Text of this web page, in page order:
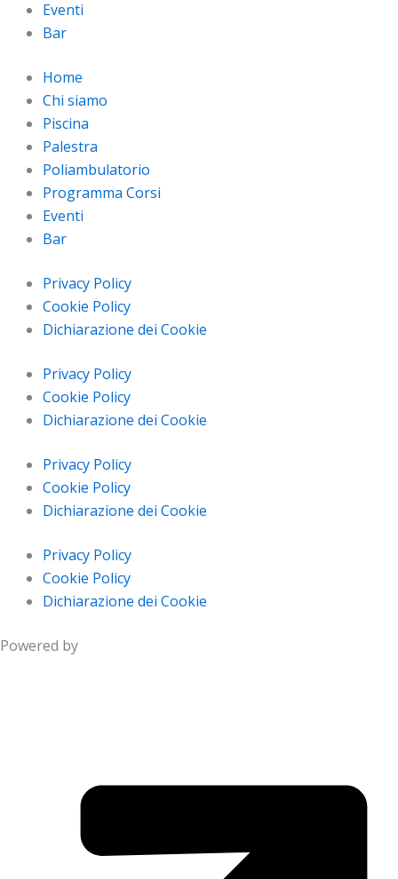
Eventi
Bar
Home
Chi siamo
Piscina
Palestra
Poliambulatorio
Programma Corsi
Eventi
Bar
Privacy Policy
Cookie Policy
Dichiarazione dei Cookie
Privacy Policy
Cookie Policy
Dichiarazione dei Cookie
Privacy Policy
Cookie Policy
Dichiarazione dei Cookie
Privacy Policy
Cookie Policy
Dichiarazione dei Cookie
Powered by